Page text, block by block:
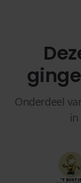
Onderdeel